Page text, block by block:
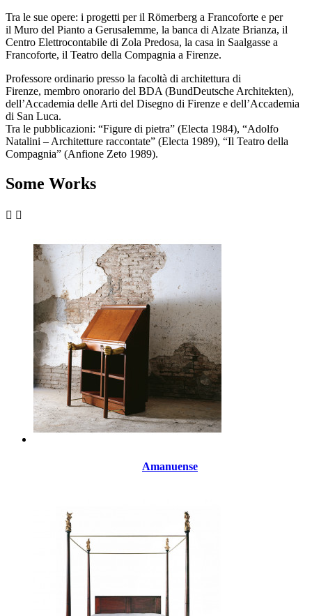
Tra le sue opere: i progetti per il Römerberg a Francoforte e per
il Muro del Pianto a Gerusalemme, la banca di Alzate Brianza, il
Centro Elettrocontabile di Zola Predosa, la casa in Saalgasse a
Francoforte, il Teatro della Compagnia a Firenze.
Professore ordinario presso la facoltà di architettura di
Firenze, membro onorario del BDA (BundDeutsche Architekten),
dell’Accademia delle Arti del Disegno di Firenze e dell’Accademia
di San Luca.
Tra le pubblicazioni: “Figure di pietra” (Electa 1984), “Adolfo
Natalini – Architetture raccontate” (Electa 1989), “Il Teatro della
Compagnia” (Anfione Zeto 1989).
Some Works
 
Amanuense